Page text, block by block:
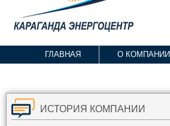
ГЛАВНАЯ О КОМПАНИИ
ИСТОРИЯ КОМПАНИИ